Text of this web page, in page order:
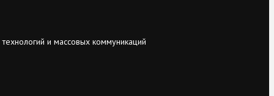
и массовых коммуникаций